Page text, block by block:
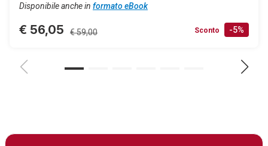
Disponibile anche in formato eBook
€ 56,05 € 59,00 Sconto -5%